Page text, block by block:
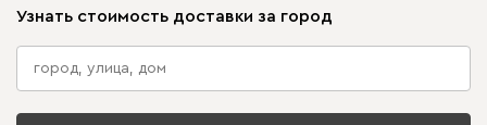
Узнать стоимость доставки за город